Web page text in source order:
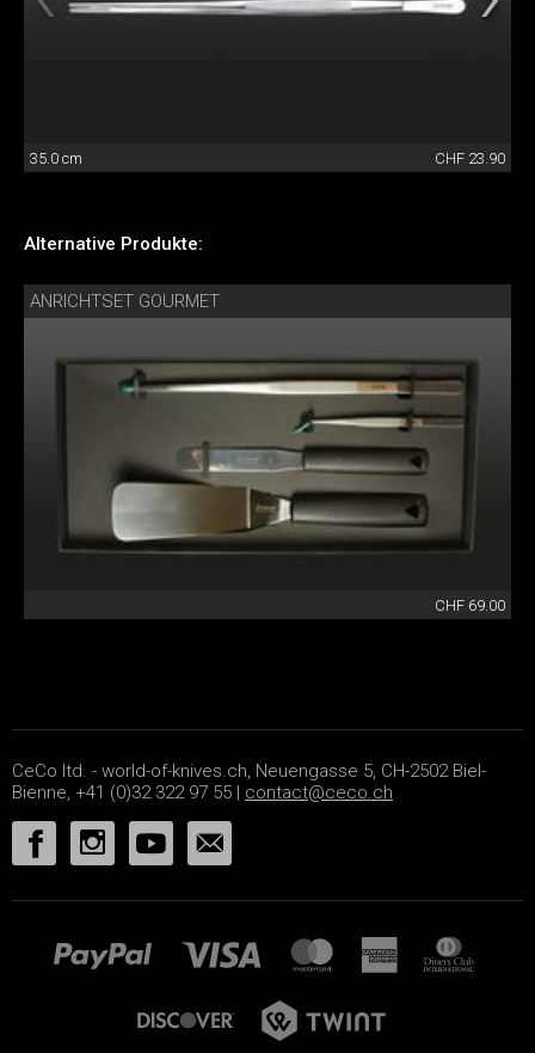
35.0 cm CHF 23.90
Alternative Produkte:
ANRICHTSET GOURMET
CHF 69.00
CeCo ltd. - world-of-knives.ch, Neuengasse 5, CH-2502 Biel-
Bienne, +41 (0)32 322 97 55 | contact@ceco.ch